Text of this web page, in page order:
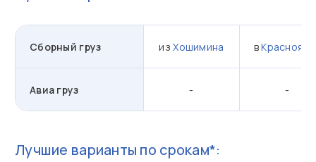
Сборный груз изХошимина в
Авиа груз - -
Лучшие варианты по срокам*: